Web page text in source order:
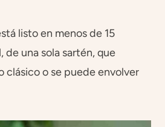
listo en menos de 15
una sola sartén, que
o se puede envolver